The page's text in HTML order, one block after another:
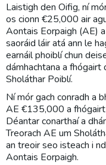
Laistigh den Oifig, ní
os cionn €25,000 air
Aontais Eorpaigh (AE)
saoráid láir atá ann le
earnáil phoiblí chun
dámhachtana a fhógairt
Sholáthar Poiblí.
Ní mór gach conradh a
AE €135,000 a fhógairt
Déantar conarthaí a
Treorach AE um
an treoir seo isteach i
Aontais Eorpaigh.